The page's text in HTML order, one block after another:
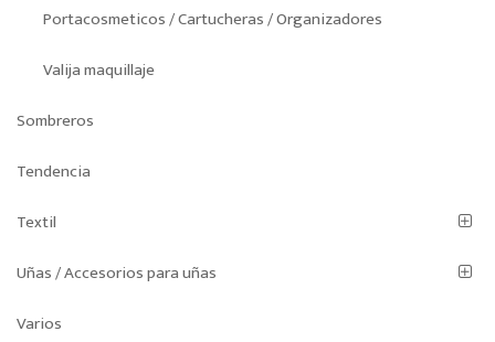
Portacosmeticos / Cartucheras / Organizadores
Valija maquillaje
Sombreros
Tendencia
Textil
Uñas / Accesorios para uñas
Varios